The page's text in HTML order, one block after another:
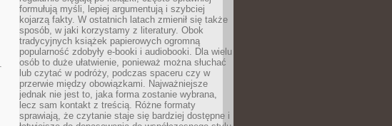
formułują myśli, lepiej argumentują i szybciej
kojarzą fakty. W ostatnich latach zmienił się także
sposób, w jaki korzystamy z literatury. Obok
tradycyjnych książek papierowych ogromną
popularność zdobyły e-booki i audiobooki. Dla wielu
osób to duże ułatwienie, ponieważ można słuchać
lub czytać w podróży, podczas spaceru czy w
przerwie między obowiązkami. Najważniejsze
jednak nie jest to, jaka forma zostanie wybrana,
lecz sam kontakt z treścią. Różne formaty
sprawiają, że czytanie staje się bardziej dostępne i